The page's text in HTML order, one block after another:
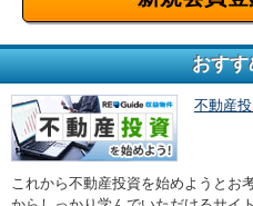
おす
不動産
これから不動産投資を始めようとお